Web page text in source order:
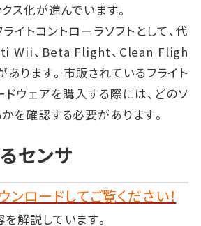
ス化が進んでいます。
イトコントローラソフトとして、代
Wii、Beta Flight、Clean Fligh
ります。市販されているフライト
ウェアを購入する際には、どのソ
を確認する必要があります。
センサ
ロードしてご覧ください！
解説しています。